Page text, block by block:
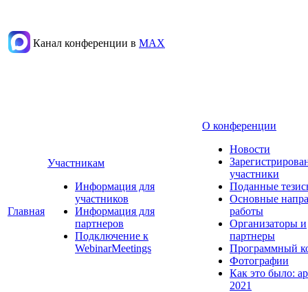
Канал конференции в МАХ
Главная
Участникам
Информация для
участников
Информация для
партнеров
Подключение к
WebinarMeetings
О конференции
Новости
участники
Поданные
Основные
работы
Организаторы и
партнеры
Программный
Фотографии
Как это было:
2021